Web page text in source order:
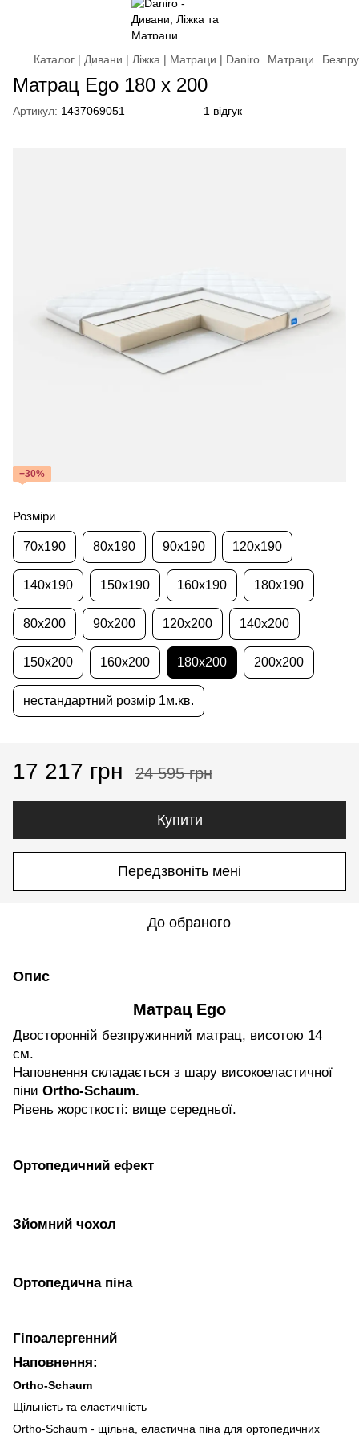
Каталог | Дивани | Ліжка | Матраци | Daniro Матраци
Матрац Ego 180 x 200
Артикул: 1437069051 1 відгук
−30%
Розміри
70x190 80x190 90x190 120x190
140x190 150x190 160x190 180x190
80x200 90x200 120x200 140x200
150x200 160x200 180x200 200x200
нестандартний розмір 1м.кв.
17 217 грн 24 595 грн
Купити
Передзвоніть мені
До обраного
Опис
Матрац Ego
Двосторонній безпружинний матрац, висотою 14
см.
Наповнення складається з шару високоеластичної
піни Ortho-Schaum.
Рівень жорсткості: вище середньої.
Ортопедичний ефект
Зйомний чохол
Ортопедична піна
Гіпоалергенний
Наповнення:
Ortho-Schaum
Щільність та еластичність
Ortho-Schaum - щільна, еластична піна для ортопедичних